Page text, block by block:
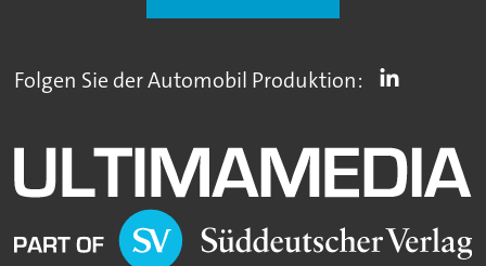
Folgen Sie der Automobil Produktion: